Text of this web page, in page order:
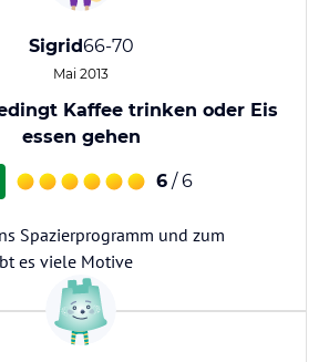
Sigrid66-70
Mai 2013
Kaffee trinken oder Eis
essen gehen
6 / 6
Spazierprogramm und zum
es viele Motive